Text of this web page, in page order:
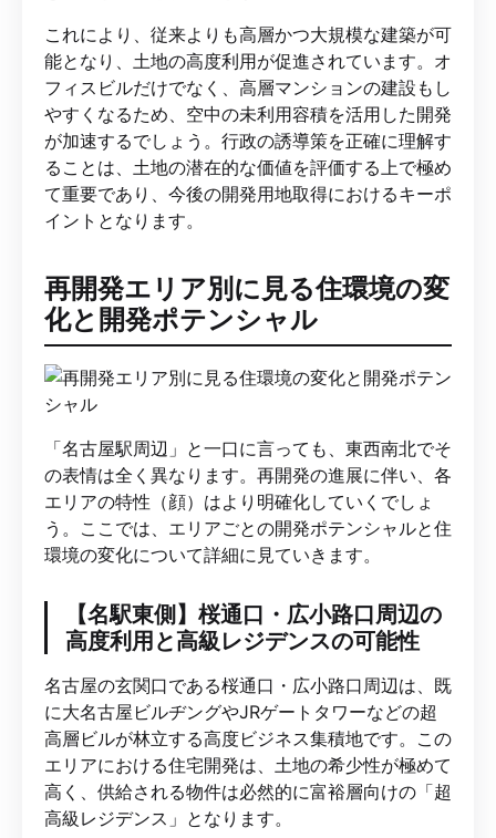
これにより、従来よりも高層かつ大規模な建築が可
能となり、土地の高度利用が促進されています。オ
フィスビルだけでなく、高層マンションの建設もし
やすくなるため、空中の未利用容積を活用した開発
が加速するでしょう。行政の誘導策を正確に理解す
ることは、土地の潜在的な価値を評価する上で極め
て重要であり、今後の開発用地取得におけるキーポ
イントとなります。
再開発エリア別に見る住環境の変
化と開発ポテンシャル
「名古屋駅周辺」と一口に言っても、東西南北でそ
の表情は全く異なります。再開発の進展に伴い、各
エリアの特性（顔）はより明確化していくでしょ
う。ここでは、エリアごとの開発ポテンシャルと住
環境の変化について詳細に見ていきます。
【名駅東側】桜通口・広小路口周辺の
高度利用と高級レジデンスの可能性
名古屋の玄関口である桜通口・広小路口周辺は、既
に大名古屋ビルヂングやJRゲートタワーなどの超
高層ビルが林立する高度ビジネス集積地です。この
エリアにおける住宅開発は、土地の希少性が極めて
高く、供給される物件は必然的に富裕層向けの「超
高級レジデンス」となります。